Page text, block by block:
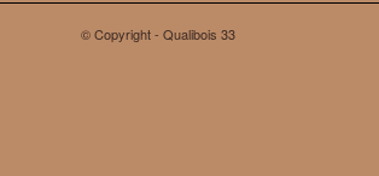
© Copyright - Qualibois 33